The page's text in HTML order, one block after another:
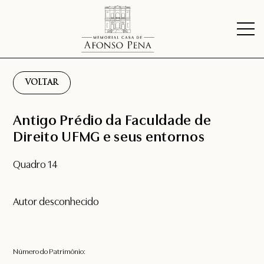
VOLTAR
Antigo Prédio da Faculdade de
Direito UFMG e seus entornos
Quadro 14
Autor desconhecido
Número do Patrimônio: